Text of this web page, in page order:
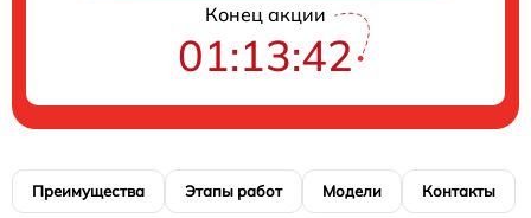
Конец акции
01:13:41
Преимущества Этапы работ Модели Контакты